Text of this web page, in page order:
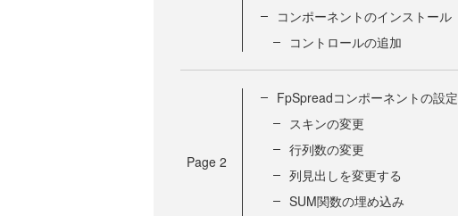
コンポーネントのインストール
コントロールの追加
Page 2
FpSpreadコンポーネントの設定
スキンの変更
行列数の変更
列見出しを変更する
SUM関数の埋め込み